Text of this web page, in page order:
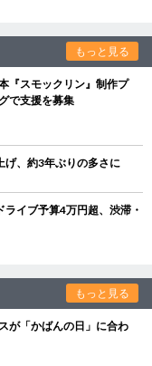
もっと見る
『スモックリン』制作プ
で支援を募集
、約3年ぶりの多さに
イブ予算4万円超、渋滞・
もっと見る
が「かばんの日」に合わ